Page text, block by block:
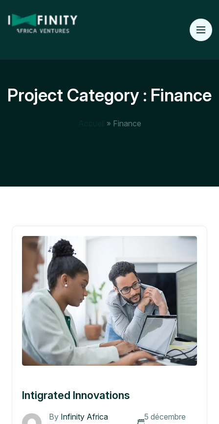
Project Category : Finance
» Finance
Intigrated Innovations
By Infinity Africa
5 décembre